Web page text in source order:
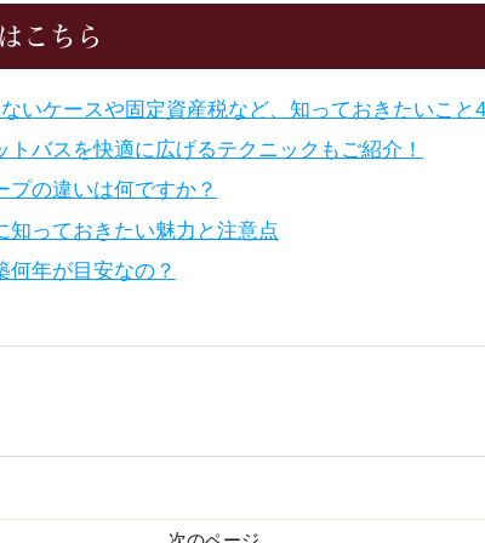
こちら
いケースや固定資産税など、知っておきたいこと
バスを快適に広げるテクニックもご紹介！
の違いは何ですか？
知っておきたい魅力と注意点
何年が目安なの？